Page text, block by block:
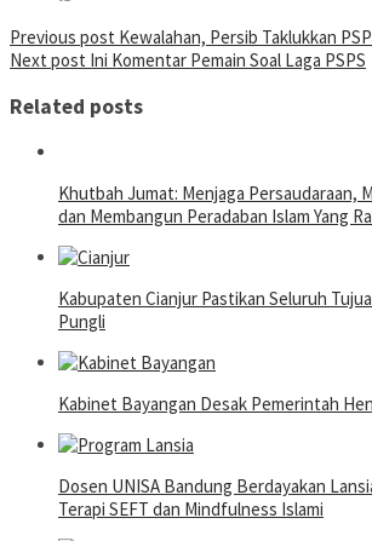
Post
navigation
Previous post Kewalahan, Persib Taklukkan
Next post Ini Komentar Pemain Soal Laga PSPS
Related posts
Khutbah Jumat: Menjaga Persaudaraan,
dan Membangun Peradaban Islam Yang
Kabupaten Cianjur Pastikan Seluruh
Pungli
Kabinet Bayangan Desak Pemerintah
Dosen UNISA Bandung Berdayakan
Terapi SEFT dan Mindfulness Islami